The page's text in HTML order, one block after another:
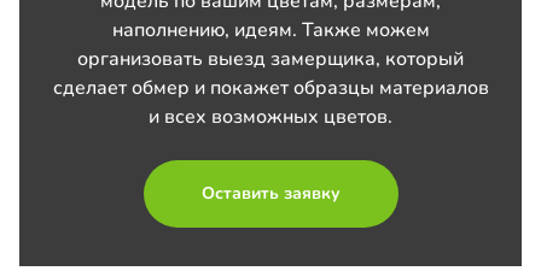
наполнению, идеям. Также можем
организовать выезд замерщика, который
сделает обмер и покажет образцы материалов
и всех возможных цветов.
Оставить заявку